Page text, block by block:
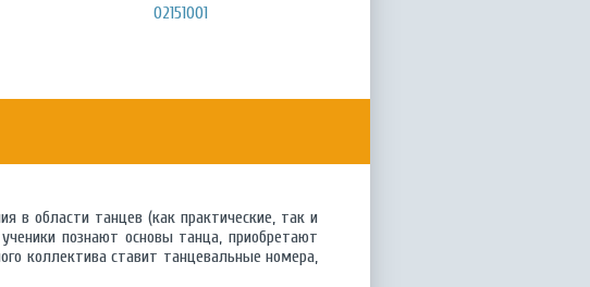
02151001
в области танцев (как практические, так и
познают основы танца, приобретают
коллектива ставит танцевальные номера,